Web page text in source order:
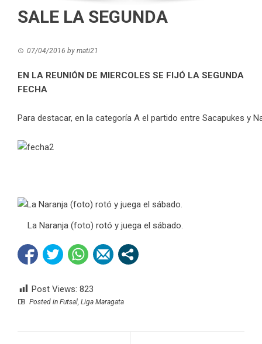
SALE LA SEGUNDA
07/04/2016 by mati21
EN LA REUNIÓN DE MIERCOLES SE FIJÓ LA SEGUNDA
FECHA
Para destacar, en la categoría A el partido entre Sacapukes y
La Naranja (foto) rotó y juega el sábado.
Post Views: 823
Posted in Futsal Liga Maragata